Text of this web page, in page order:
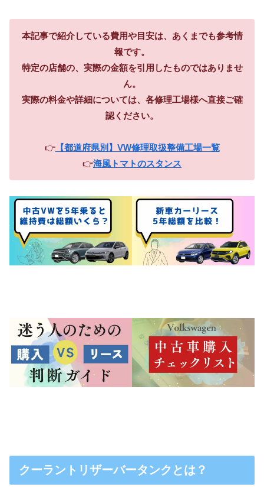
本記事で紹介している費用や目安は、あくまでも参考情
報です。
特定の店舗の、実際の金額を引用したものではありませ
ん。
実際の料金や詳細については、各修理工場様へ直接ご確
認ください。
👉【都道府県別】VW修理取扱整備工場一覧
👉海風トマトのスタンス
クーラントリザーバータンクとは？